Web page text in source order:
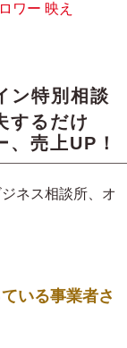
ワー 映え
ン特別相談
するだけ
売上UP！
ネス相談所、オ
いる事業者さ